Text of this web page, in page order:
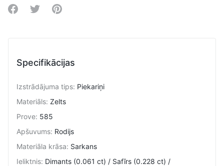
Share on Facebook
Share on Twitter
Share on Pinterest
Specifikācijas
Izstrādājuma tips: Piekariņi
Materiāls: Zelts
Prove: 585
Apšuvums: Rodijs
Materiāla krāsa: Sarkans
Ieliktnis: Dimants (0.061 ct) / Safīrs (0.228 ct) /